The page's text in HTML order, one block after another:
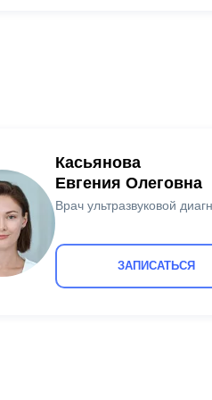
Касьянова
Евгения Олеговна
Врач ультразвуковой
ЗАПИСАТЬСЯ